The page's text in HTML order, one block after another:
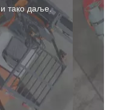
тако даље.